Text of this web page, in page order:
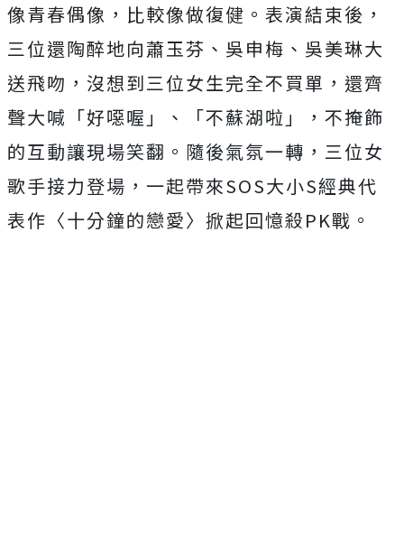
像青春偶像， 比較像做復健。表演結束後，
三位還陶醉地向蕭玉芬、吳申梅、 吳美琳大
送飛吻，沒想到三位女生完全不買單，還齊
聲大喊「好噁喔」、「不蘇湖啦」，不掩飾
的互動讓現場笑翻。隨後氣氛一轉 ，三位女
歌手接力登場，一起帶來SOS大小S經典代
表作〈十分鐘的戀愛〉掀起回憶殺PK戰。